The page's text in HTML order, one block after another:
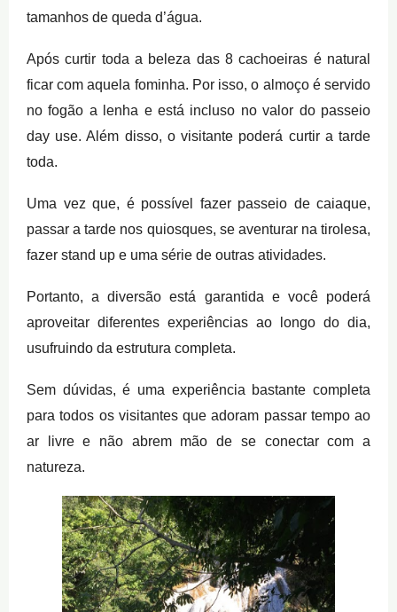
tamanhos de queda d’água.
Após curtir toda a beleza das 8 cachoeiras é natural
ficar com aquela fominha. Por isso, o almoço é servido
no fogão a lenha e está incluso no valor do passeio
day use. Além disso, o visitante poderá curtir a tarde
toda.
Uma vez que, é possível fazer passeio de caiaque,
passar a tarde nos quiosques, se aventurar na tirolesa,
fazer stand up e uma série de outras atividades.
Portanto, a diversão está garantida e você poderá
aproveitar diferentes experiências ao longo do dia,
usufruindo da estrutura completa.
Sem dúvidas, é uma experiência bastante completa
para todos os visitantes que adoram passar tempo ao
ar livre e não abrem mão de se conectar com a
natureza.